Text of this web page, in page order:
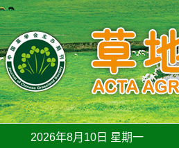
2026年8月10日 星期一